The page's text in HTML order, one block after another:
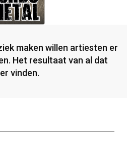
maken willen artiesten er
Het resultaat van al dat
vinden.